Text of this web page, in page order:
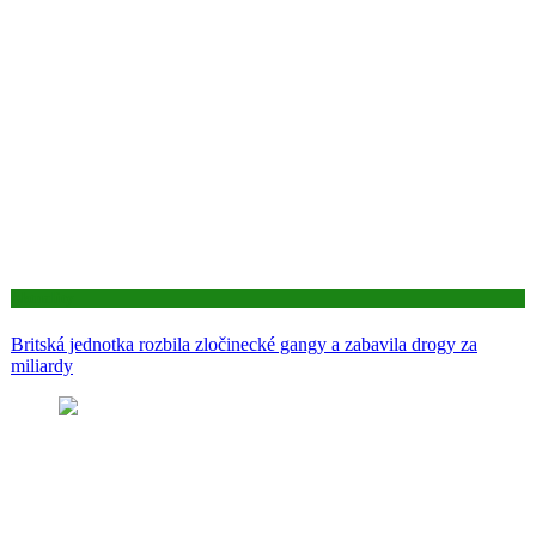
Britská jednotka rozbila zločinecké gangy a zabavila drogy za
miliardy